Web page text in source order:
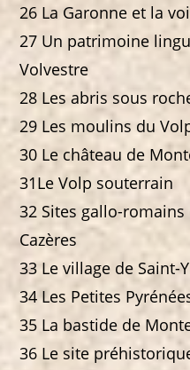
26 La Garonne et la
27 Un patrimoine
Volvestre
28 Les abris sous
29 Les moulins du
30 Le château de
31Le Volp souterrain
32 Sites gallo-
Cazères
33 Le village de Saint-
34 Les Petites
35 La bastide de
36 Le site